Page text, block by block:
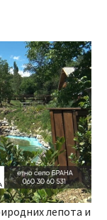
лепота и